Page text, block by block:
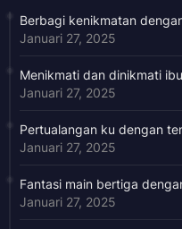
Berbagi kenikmatan
Januari 27, 2025
Menikmati dan dinikmati
Januari 27, 2025
Pertualangan ku dengan
Januari 27, 2025
Fantasi main bertiga
Januari 27, 2025